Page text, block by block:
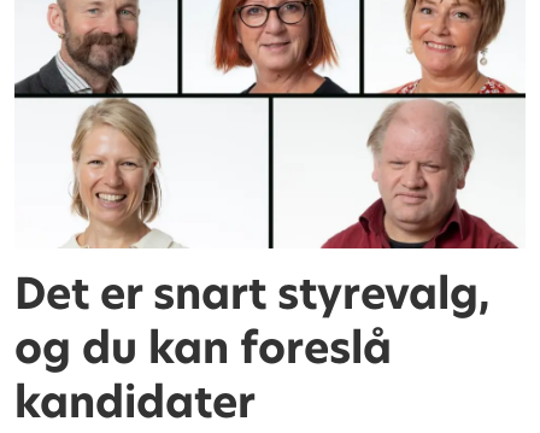
Det er snart styrevalg,
og du kan foreslå
kandidater